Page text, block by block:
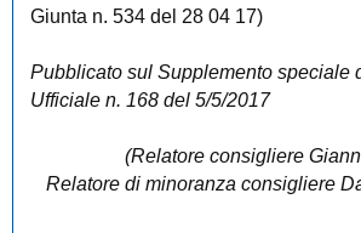
Giunta n. 534 del 28 04 17)
Pubblicato sul Supplemento speciale
Ufficiale n. 168 del 5/5/2017
(Relatore consigliere
Relatore di minoranza consigliere